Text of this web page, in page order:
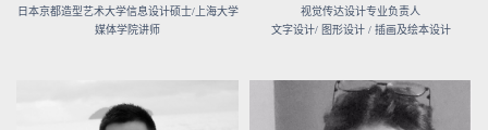
日本京都造型艺术大学信息设计硕士/上海大学
媒体学院讲师
视觉传达设计专业负责人
文字设计/ 图形设计 / 插画及绘本设计